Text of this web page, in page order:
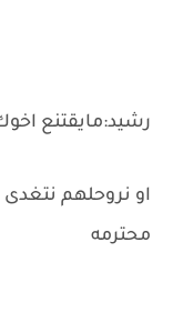
رشيد:مايقتنع
او نروحلهم
محترمه